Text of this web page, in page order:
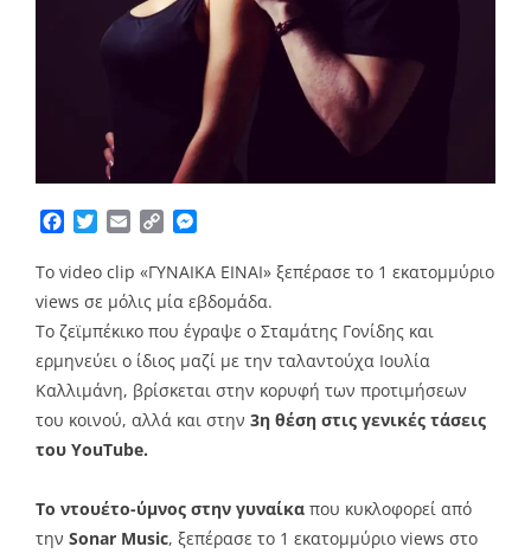
Facebook
TwitterEmailCopy
Το video clip «ΓΥΝΑΙΚΑ ΕΙΝΑΙ» ξεπέρασε το 1 εκατομμύριο
views σε μόλις μία εβδομάδα.
Το ζεϊμπέκικο που έγραψε ο Σταμάτης Γονίδης και
ερμηνεύει ο ίδιος μαζί με την ταλαντούχα Ιουλία
Καλλιμάνη, βρίσκεται στην κορυφή των προτιμήσεων
του κοινού, αλλά και στην 3η θέση στις γενικές τάσεις
του YouTube.
Το ντουέτο-ύμνος στην γυναίκα που κυκλοφορεί από
την Sonar Music, ξεπέρασε το 1 εκατομμύριο views στο